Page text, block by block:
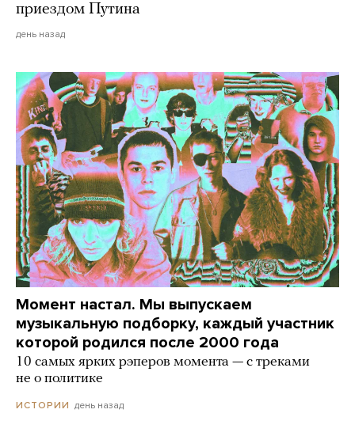
приездом Путина
день назад
Момент настал. Мы выпускаем
музыкальную подборку, каждый участник
которой родился после 2000 года
10 самых ярких рэперов момента — с треками
не о политике
ИСТОРИИ день назад